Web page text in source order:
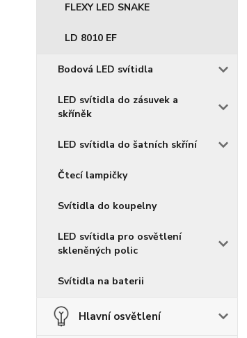
FLEXY LED SNAKE
LD 8010 EF
Bodová LED svítidla
LED svítidla do zásuvek a
skříněk
LED svítidla do šatních skříní
Čtecí lampičky
Svítidla do koupelny
LED svítidla pro osvětlení
skleněných polic
Svítidla na baterii
Hlavní osvětlení